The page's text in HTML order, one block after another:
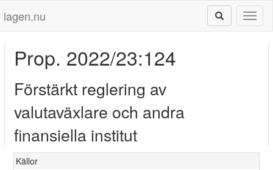
lagen.nu
Prop. 2022/23:124
Förstärkt reglering av
valutaväxlare och andra
finansiella institut
Källor